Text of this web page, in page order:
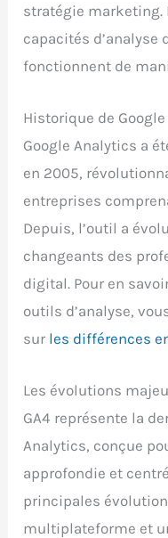
stratégie marketing.
capacités d’analyse
fonctionnent de
Historique de
Google Analytics a
en 2005,
entreprises
Depuis, l’outil a
changeants des
digital. Pour en
outils d’analyse,
sur les différences
Les évolutions
GA4 représente la
Analytics, conçue
approfondie et
principales
multiplateforme et